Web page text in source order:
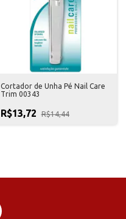
Cortador de Unha Pé Nail Care
Trim 00343
R$13,72 R$14,44